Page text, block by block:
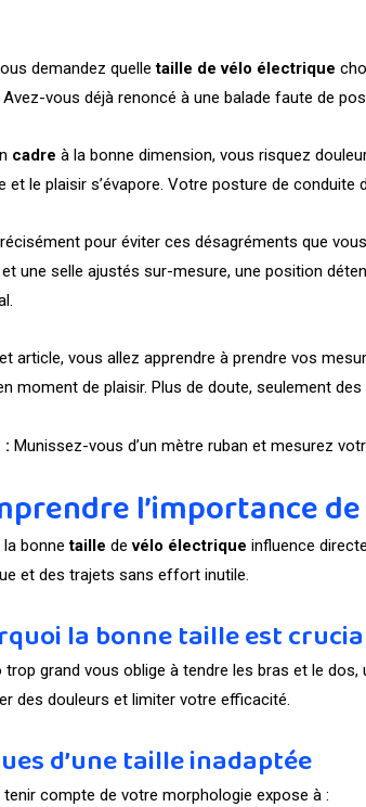
demandez quelletaille de vélo électrique
vous déjà renoncé à une balade faute de
cadre à la bonne dimension, vous risquez
et le plaisir s’évapore. Votre posture de
pour éviter ces désagréments que
une selle ajustés sur-mesure, une position
article, vous allez apprendre à prendre vos
moment de plaisir. Plus de doute, seulement
: Munissez-vous d’un mètre ruban et mesurez
l’importance
la bonnetaille devélo électrique influence
et des trajets sans effort inutile.
la bonne taille est
trop grand vous oblige à tendre les bras et le
des douleurs et limiter votre efficacité.
d’une taille inadaptée
tenir compte de votre morphologie expose à :